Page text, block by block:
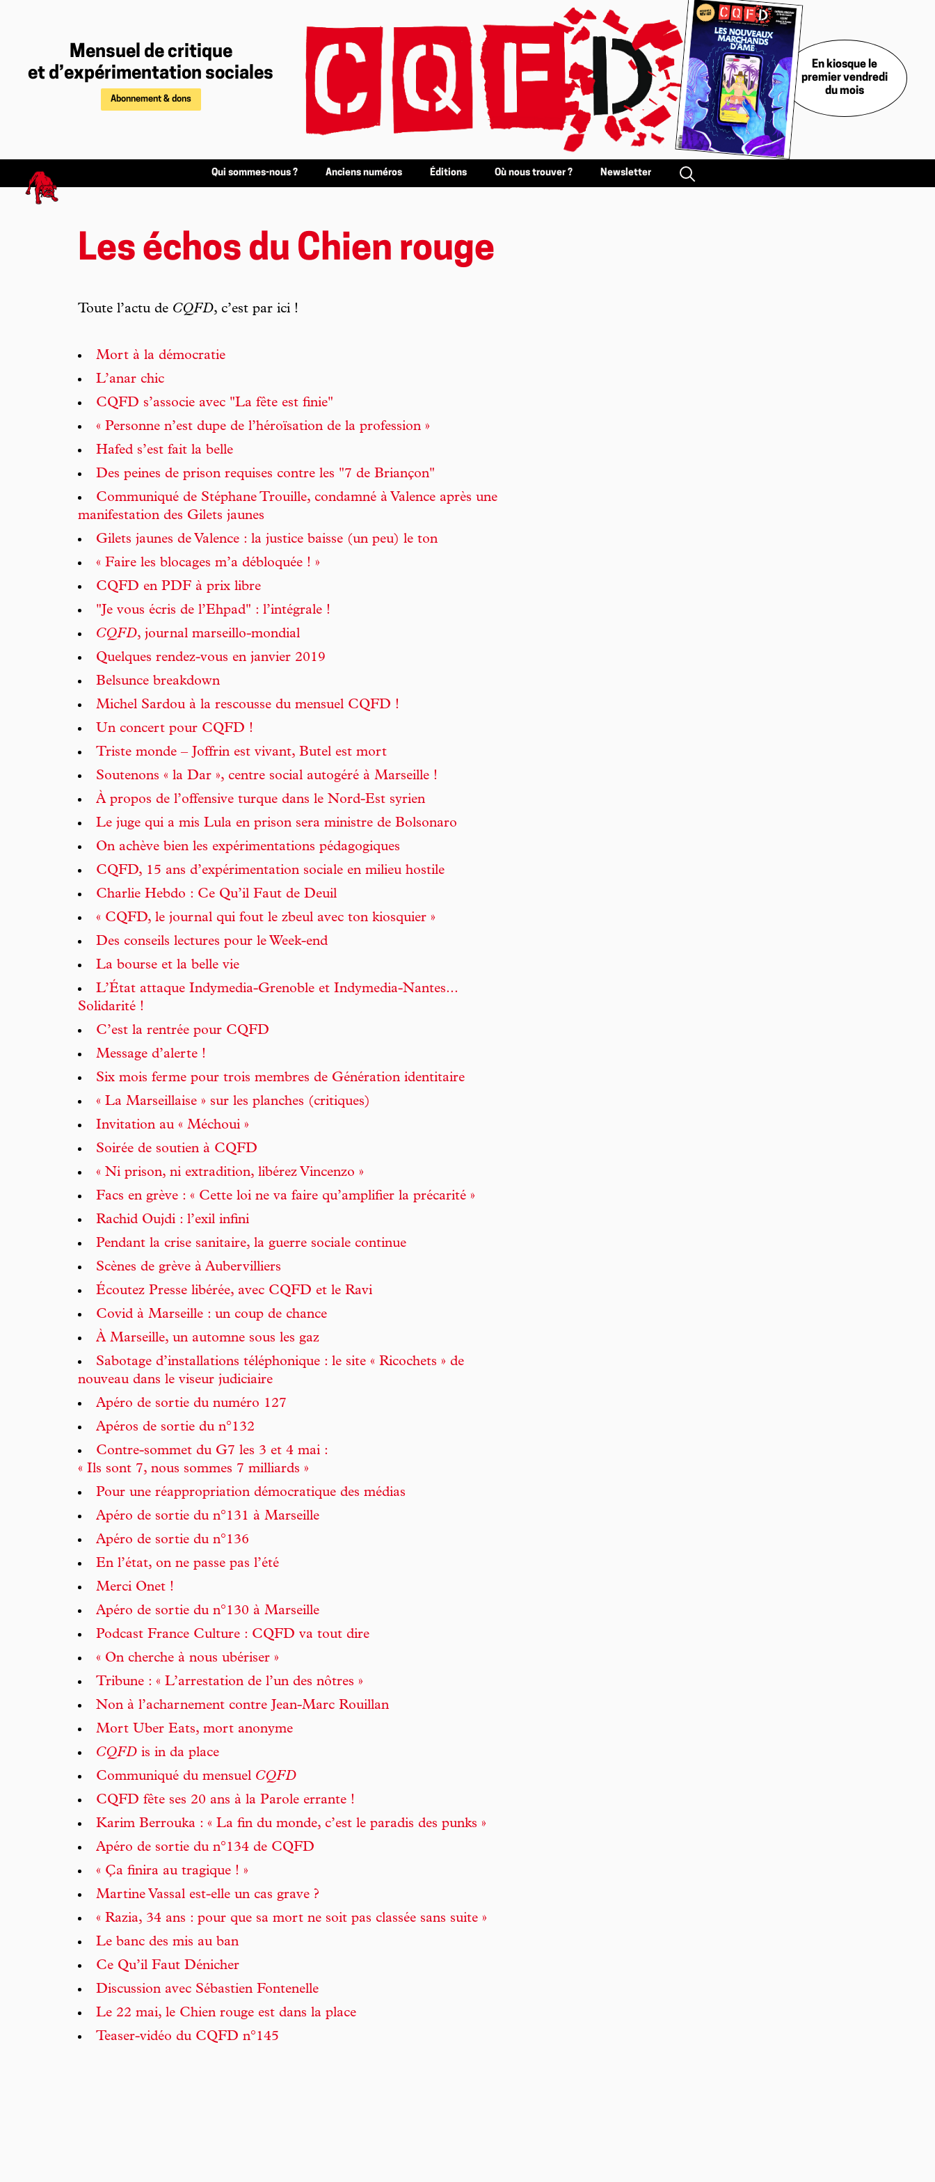
Mensuel de critique
et d’expérimentation sociales
Abonnement & dons
En kiosque le
premier vendredi
du mois
Qui sommes-nous ? Anciens numéros Éditions Où nous trouver ? Newsletter
Les échos du Chien rouge
Toute l’actu de CQFD, c’est par ici !
Mort à la démocratie
L’anar chic
CQFD s’associe avec "La fête est finie"
« Personne n’est dupe de l’héroïsation de la profession »
Hafed s’est fait la belle
Des peines de prison requises contre les "7 de Briançon"
Communiqué de Stéphane Trouille, condamné à Valence après une
manifestation des Gilets jaunes
Gilets jaunes de Valence : la justice baisse (un peu) le ton
« Faire les blocages m’a débloquée ! »
CQFD en PDF à prix libre
"Je vous écris de l’Ehpad" : l’intégrale !
CQFD, journal marseillo-mondial
Quelques rendez-vous en janvier 2019
Belsunce breakdown
Michel Sardou à la rescousse du mensuel CQFD !
Un concert pour CQFD !
Triste monde – Joffrin est vivant, Butel est mort
Soutenons « la Dar », centre social autogéré à Marseille !
À propos de l’offensive turque dans le Nord-Est syrien
Le juge qui a mis Lula en prison sera ministre de Bolsonaro
On achève bien les expérimentations pédagogiques
CQFD, 15 ans d’expérimentation sociale en milieu hostile
Charlie Hebdo : Ce Qu’il Faut de Deuil
« CQFD, le journal qui fout le zbeul avec ton kiosquier »
Des conseils lectures pour le Week-end
La bourse et la belle vie
L’État attaque Indymedia-Grenoble et Indymedia-Nantes...
Solidarité !
C’est la rentrée pour CQFD
Message d’alerte !
Six mois ferme pour trois membres de Génération identitaire
« La Marseillaise » sur les planches (critiques)
Invitation au « Méchoui »
Soirée de soutien à CQFD
« Ni prison, ni extradition, libérez Vincenzo »
Facs en grève : « Cette loi ne va faire qu’amplifier la précarité »
Rachid Oujdi : l’exil infini
Pendant la crise sanitaire, la guerre sociale continue
Scènes de grève à Aubervilliers
Écoutez Presse libérée, avec CQFD et le Ravi
Covid à Marseille : un coup de chance
À Marseille, un automne sous les gaz
Sabotage d’installations téléphonique : le site « Ricochets » de
nouveau dans le viseur judiciaire
Apéro de sortie du numéro 127
Apéros de sortie du n°132
Contre-sommet du G7 les 3 et 4 mai :
« Ils sont 7, nous sommes 7 milliards »
Pour une réappropriation démocratique des médias
Apéro de sortie du n°131 à Marseille
Apéro de sortie du n°136
En l’état, on ne passe pas l’été
Merci Onet !
Apéro de sortie du n°130 à Marseille
Podcast France Culture : CQFD va tout dire
« On cherche à nous ubériser »
Tribune : « L’arrestation de l’un des nôtres »
Non à l’acharnement contre Jean-Marc Rouillan
Mort Uber Eats, mort anonyme
CQFD is in da place
Communiqué du mensuel CQFD
CQFD fête ses 20 ans à la Parole errante !
Karim Berrouka : « La fin du monde, c’est le paradis des punks »
Apéro de sortie du n°134 de CQFD
« Ça finira au tragique ! »
Martine Vassal est-elle un cas grave ?
« Razia, 34 ans : pour que sa mort ne soit pas classée sans suite »
Le banc des mis au ban
Ce Qu’il Faut Dénicher
Discussion avec Sébastien Fontenelle
Le 22 mai, le Chien rouge est dans la place
Teaser-vidéo du CQFD n°145